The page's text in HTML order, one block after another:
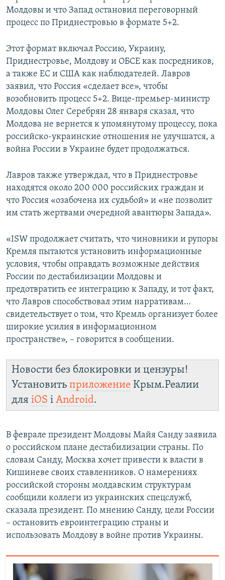
Молдовы и что Запад остановил переговорный
процесс по Приднестровью в формате 5+2.
Этот формат включал Россию, Украину,
Приднестровье, Молдову и ОБСЕ как посредников,
а также ЕС и США как наблюдателей. Лавров
заявил, что Россия «сделает все», чтобы
возобновить процесс 5+2. Вице-премьер-министр
Молдовы Олег Серебрян 28 января сказал, что
Молдова не вернется к упомянутому процессу, пока
российско-украинские отношения не улучшатся, а
война России в Украине будет продолжаться.
Лавров также утверждал, что в Приднестровье
находятся около 200 000 российских граждан и
что Россия «озабочена их судьбой» и «не позволит
им стать жертвами очередной авантюры Запада».
«ISW продолжает считать, что чиновники и рупоры
Кремля пытаются установить информационные
условия, чтобы оправдать возможные действия
России по дестабилизации Молдовы и
предотвратить ее интеграцию к Западу, и тот факт,
что Лавров способствовал этим нарративам…
свидетельствует о том, что Кремль организует более
широкие усилия в информационном
пространстве», – говорится в сообщении.
Новости без блокировки и цензуры!
Установить приложение Крым.Реалии
для iOS і Android.
В феврале президент Молдовы Майя Санду заявила
о российском плане дестабилизации страны. По
словам Санду, Москва хочет привести к власти в
Кишиневе своих ставленников. О намерениях
российской стороны молдавским структурам
сообщили коллеги из украинских спецслужб,
сказала президент. По мнению Санду, цели России
– остановить евроинтеграцию страны и
использовать Молдову в войне против Украины.